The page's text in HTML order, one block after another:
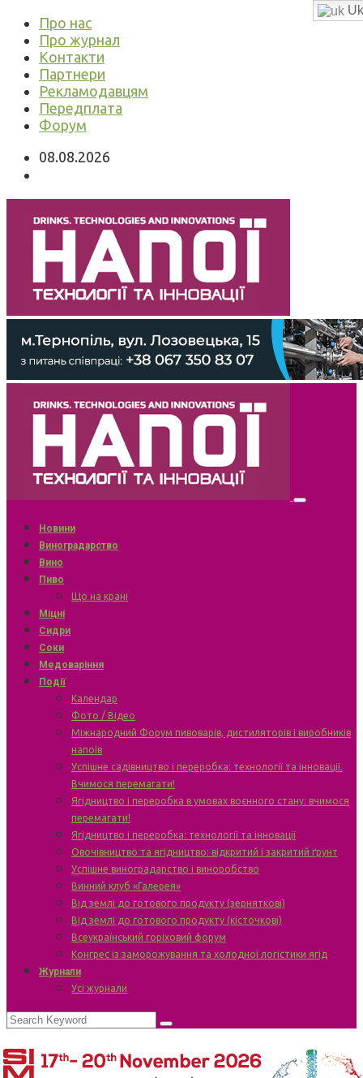
Про нас
Про журнал
Контакти
Партнери
Рекламодавцям
Передплата
Форум
08.08.2026
Новини
Виноградарство
Вино
Пиво
Що на крані
Міцні
Сидри
Соки
Медоваріння
Події
Календар
Фото / Відео
Міжнародний Форум пивоварів, дистиляторів і виробників
напоїв
Успішне садівництво і переробка: технології та інновації.
Вчимося перемагати!
Ягідництво і переробка в умовах воєнного стану: вчимося
перемагати!
Ягідництво і переробка: технології та інновації
Овочівництво та ягідництво: відкритий і закритий ґрунт
Успішне виноградарство і виноробство
Винний клуб «Галерея»
Від землі до готового продукту (зерняткові)
Від землі до готового продукту (кісточкові)
Всеукраїнський горіховий форум
Конгрес із заморожування та холодної логістики ягід
Журнали
Усі журнали